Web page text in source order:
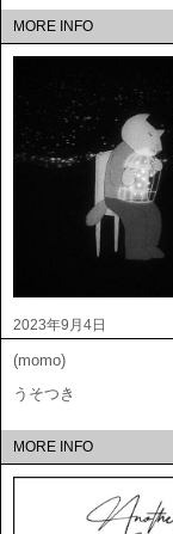
MORE INFO
2023年9月4日
(momo)
うそつき
MORE INFO